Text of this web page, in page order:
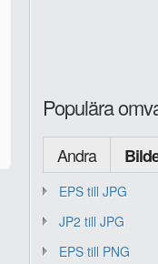
Populära
Andra
EPS till JPG
JP2 till JPG
EPS till PNG